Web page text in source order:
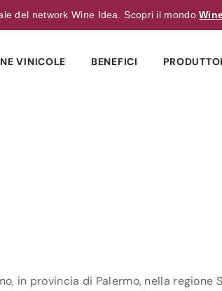
del network Wine Idea. Scopri il mondo
VINICOLE BENEFICI
in provincia di Palermo, nella